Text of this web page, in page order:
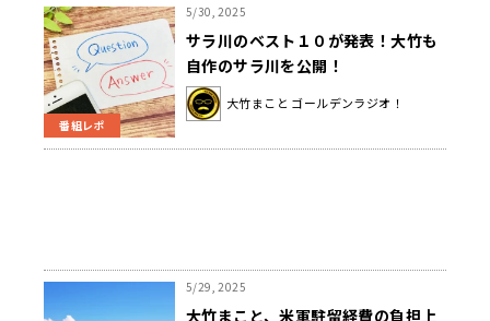
番組レポ
5/30, 2025
サラ川のベスト１０が発表！大竹も
自作のサラ川を公開！
大竹まこと ゴールデンラジオ！
5/29, 2025
大竹まこと、米軍駐留経費の負担上